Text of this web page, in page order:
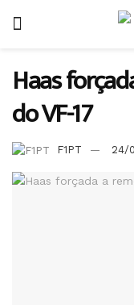
Haas
do VF-17
F1PT 24/